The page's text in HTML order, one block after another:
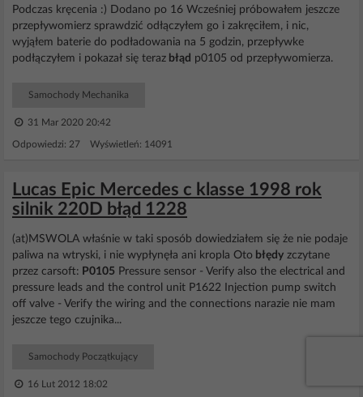
Podczas kręcenia :) Dodano po 16 Wcześniej próbowałem jeszcze
przepływomierz sprawdzić odłączyłem go i zakręciłem, i nic,
wyjąłem baterie do podładowania na 5 godzin, przepływke
podłączyłem i pokazał się teraz błąd p0105 od przepływomierza.
Samochody Mechanika
31 Mar 2020 20:42
Odpowiedzi: 27 Wyświetleń: 14091
Lucas Epic Mercedes c klasse 1998 rok
silnik 220D błąd 1228
(at)MSWOLA właśnie w taki sposób dowiedziałem się że nie podaje
paliwa na wtryski, i nie wypłynęła ani kropla Oto błędy zczytane
przez carsoft: P0105 Pressure sensor - Verify also the electrical and
pressure leads and the control unit P1622 Injection pump switch
off valve - Verify the wiring and the connections narazie nie mam
jeszcze tego czujnika...
Samochody Początkujący
16 Lut 2012 18:02